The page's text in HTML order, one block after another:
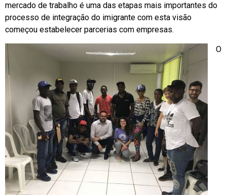
mercado de trabalho é uma das etapas mais importantes do
processo de integração do imigrante com esta visão
começou estabelecer parcerias com empresas.
O